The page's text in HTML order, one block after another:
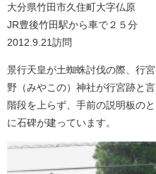
大分県竹田市久住町大字仏原
JR豊後竹田駅から車で２５分
2012.9.21訪問
景行天皇が土蜘蛛討伐の際、行
野（みやこの）神社が行宮跡と
階段を上らず、手前の説明板の
に石碑が建っています。